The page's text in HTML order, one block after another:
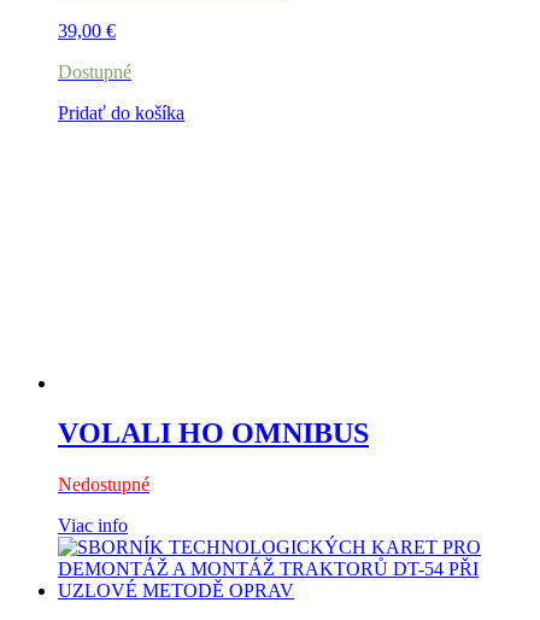
39,00 €
Dostupné
Pridať do košíka
VOLALI HO OMNIBUS
Nedostupné
Viac info